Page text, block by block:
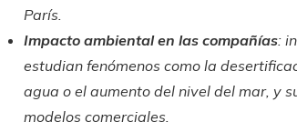
París.
Impacto ambiental en las compañías:
estudian fenómenos como la
agua o el aumento del nivel del mar, y
modelos comerciales.